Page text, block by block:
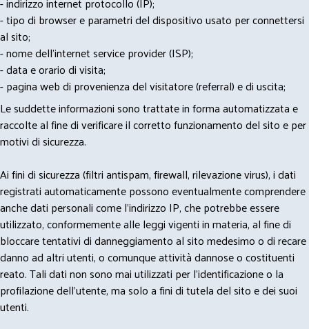
- tipo di browser e parametri del dispositivo usato per connettersi
al sito;
- nome dell'internet service provider (ISP);
- data e orario di visita;
- pagina web di provenienza del visitatore (referral) e di uscita;
Le suddette informazioni sono trattate in forma automatizzata e
raccolte al fine di verificare il corretto funzionamento del sito e per
motivi di sicurezza.
Ai fini di sicurezza (filtri antispam, firewall, rilevazione virus), i dati
registrati automaticamente possono eventualmente comprendere
anche dati personali come l'indirizzo IP, che potrebbe essere
utilizzato, conformemente alle leggi vigenti in materia, al fine di
bloccare tentativi di danneggiamento al sito medesimo o di recare
danno ad altri utenti, o comunque attività dannose o costituenti
reato. Tali dati non sono mai utilizzati per l'identificazione o la
profilazione dell'utente, ma solo a fini di tutela del sito e dei suoi
utenti.